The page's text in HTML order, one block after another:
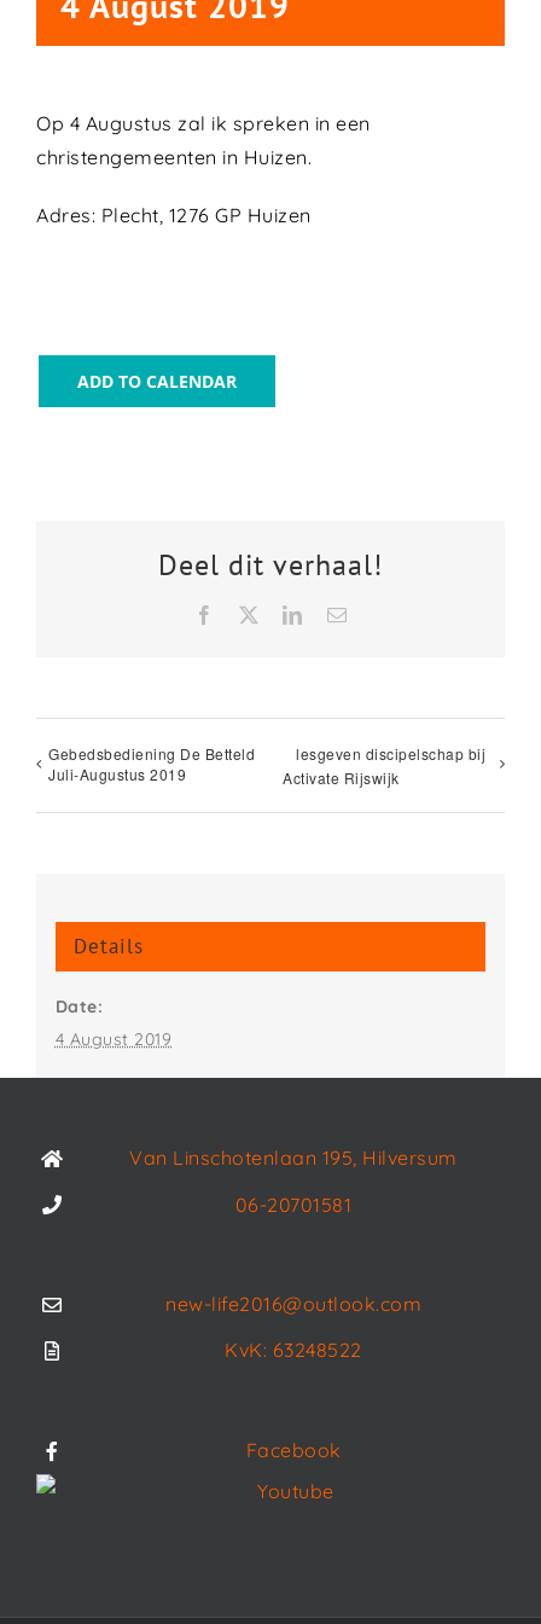
Op 4 Augustus zal ik spreken in een
christengemeenten in Huizen.
Adres: Plecht, 1276 GP Huizen
ADD TO CALENDAR
Deel dit verhaal!
Facebook LinkedInEmail
Gebedsbediening De Betteld
Juli-Augustus 2019
lesgeven discipelschap bij
Activate Rijswijk
Details
Date:
4 August 2019
Van Linschotenlaan 195, Hilversum
06-20701581
new-life2016@outlook.com
KvK: 63248522
Facebook
Youtube